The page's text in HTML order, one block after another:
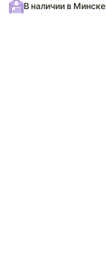
В наличии в Минске